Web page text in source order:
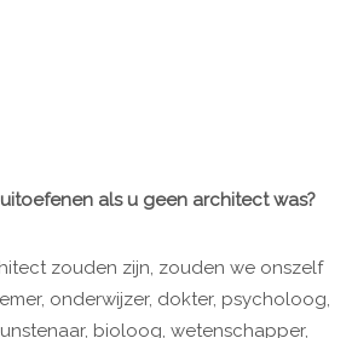
als u geen architect was?
zouden zijn, zouden we onszelf
onderwijzer, dokter, psycholoog,
bioloog, wetenschapper,